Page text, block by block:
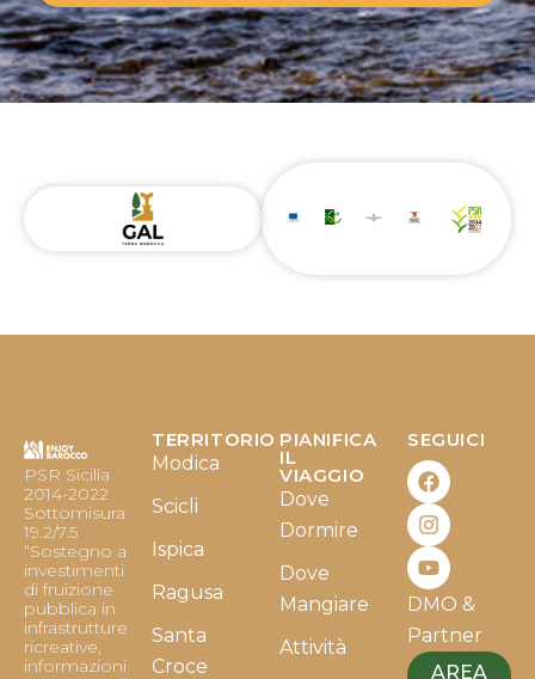
PSR Sicilia
2014-2022
Sottomisura
19.2/7.5
“Sostegno a
investimenti
di fruizione
pubblica in
infrastrutture
ricreative,
informazioni
TERRITORIO
Modica
Scicli
Ispica
Ragusa
Santa
Croce
PIANIFICA
IL
VIAGGIO
Dove
Dormire
Dove
Mangiare
Attività
SEGUICI
F
a
c
e
b
o
o
k
I
n
s
t
a
g
r
a
m
Y
o
u
t
u
b
e
DMO &
Partner
AREA